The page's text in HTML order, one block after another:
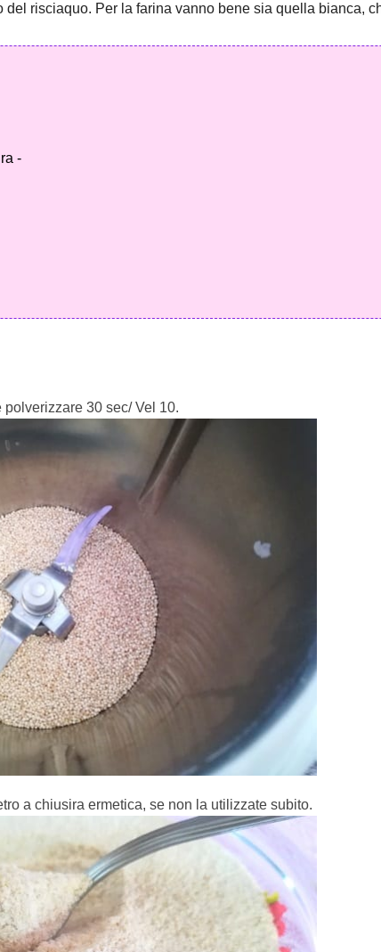
risciaquo. Per la farina vanno bene sia quella bianca,
-
30 sec/ Vel 10.
a chiusira ermetica, se non la utilizzate subito.